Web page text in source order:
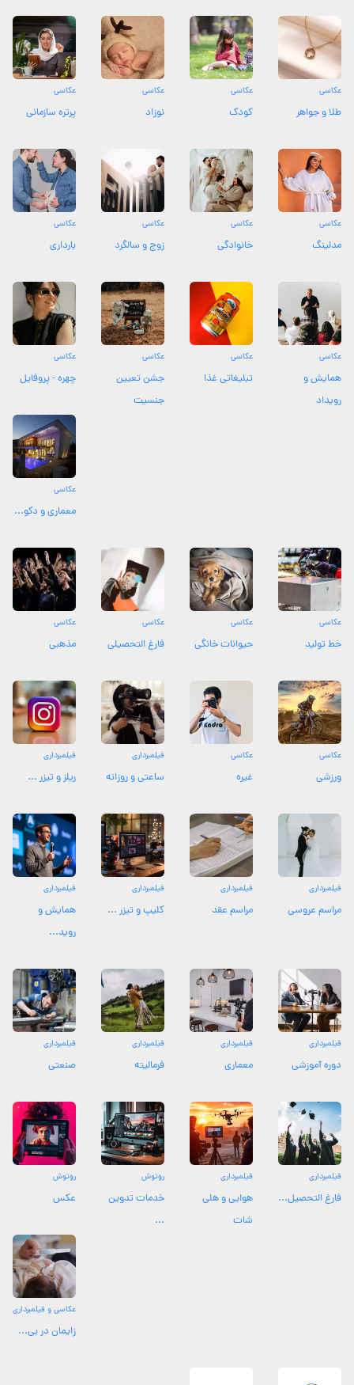
عکاسی
طلا و جواهر
عکاسی
کودک
عکاسی
نوزاد
عکاسی
پرتره سازمانی
عکاسی
مدلینگ
عکاسی
خانوادگی
عکاسی
زوج و سالگرد
عکاسی
بارداری
عکاسی
همایش و
رویداد
عکاسی
تبلیغاتی غذا
عکاسی
جشن تعیین
جنسیت
عکاسی
چهره - پروفایل
عکاسی
معماری و دکو...
عکاسی
خط تولید
عکاسی
حیوانات خانگی
عکاسی
فارغ التحصیلی
عکاسی
مذهبی
عکاسی
ورزشی
عکاسی
غیره
فیلمبرداری
ساعتی و روزانه
فیلمبرداری
ریلز و تیزر ...
فیلمبرداری
مراسم عروسی
فیلمبرداری
مراسم عقد
فیلمبرداری
کلیپ و تیزر ...
فیلمبرداری
همایش و
روید...
فیلمبرداری
دوره آموزشی
فیلمبرداری
معماری
فیلمبرداری
فرمالیته
فیلمبرداری
صنعتی
فیلمبرداری
فارغ التحصیل...
فیلمبرداری
هوایی و هلی
شات
روتوش
خدمات تدوین
...
روتوش
عکس
عکاسی و فیلمبرداری
زایمان در بی...